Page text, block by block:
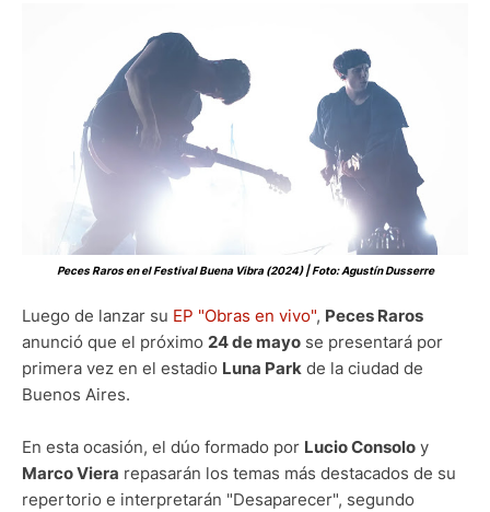
Peces Raros en el Festival Buena Vibra (2024) | Foto: Agustín Dusserre
Luego de lanzar su EP "Obras en vivo", Peces Raros
anunció que el próximo 24 de mayo se presentará por
primera vez en el estadio Luna Park de la ciudad de
Buenos Aires.
En esta ocasión, el dúo formado por Lucio Consolo y
Marco Viera repasarán los temas más destacados de su
repertorio e interpretarán "Desaparecer", segundo